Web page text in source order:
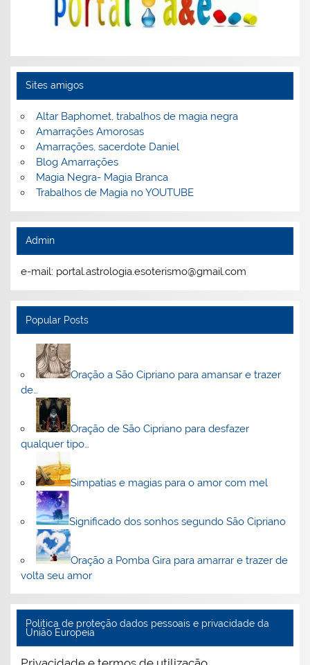
Sites amigos
Altar Baphomet, trabalhos de magia negra
Amarrações Amorosas
Amarrações, sacerdote Daniel
Blog Amarrações
Magia Negra- Magia Branca
Trabalhos de Magia no YOUTUBE
Admin
e-mail: portal.astrologia.esoterismo@gmail.com
Popular Posts
Oração a São Cipriano para amansar e trazer
de…
Oração de São Cipriano para desfazer
qualquer tipo…
Simpatias e magias para o amor com mel
Significado dos sonhos segundo São Cipriano
Oração a Pomba Gira para amarrar e trazer de
volta seu amor
Politica de proteção dados pessoais e privacidade da
União Europeia